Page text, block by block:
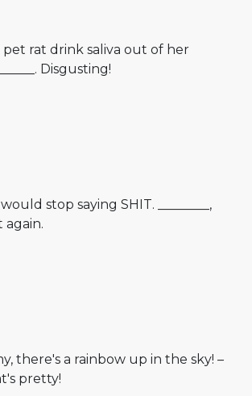
pet rat drink saliva out of her
Disgusting!
stop saying SHIT. ________,
again.
there's a rainbow up in the sky! –
pretty!